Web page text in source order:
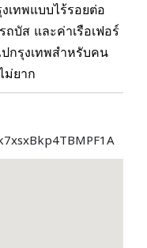
เทพแบบไร้รอยต่อ
บัส และค่าเรือเฟอร์
กรุงเทพสำหรับคน
ม่ยาก